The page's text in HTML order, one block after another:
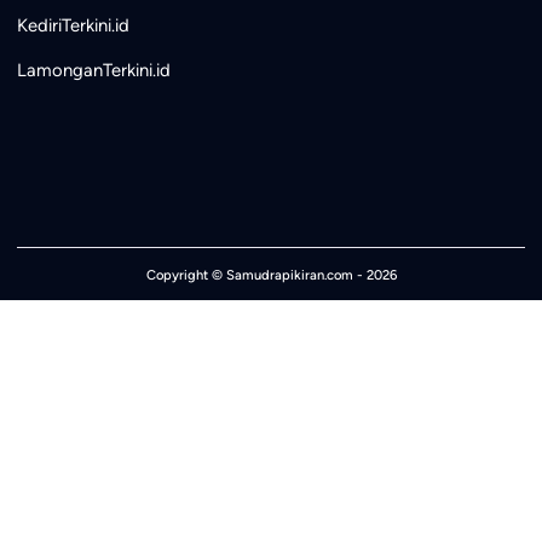
KediriTerkini.id
LamonganTerkini.id
Copyright © Samudrapikiran.com - 2026